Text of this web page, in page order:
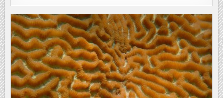
ARKTIS
MENSCHLICHE
AKTIVITÄTEN
MEHR
ALS
VERDOPPELT